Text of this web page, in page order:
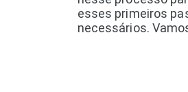
esses primeiros
necessários.